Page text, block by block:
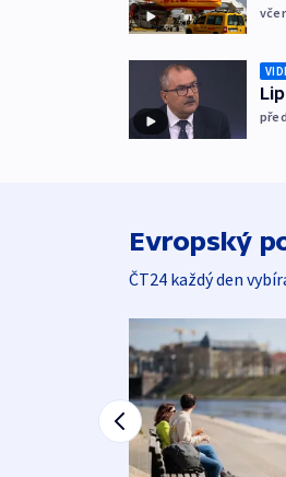
Evropský
ČT24 každý den